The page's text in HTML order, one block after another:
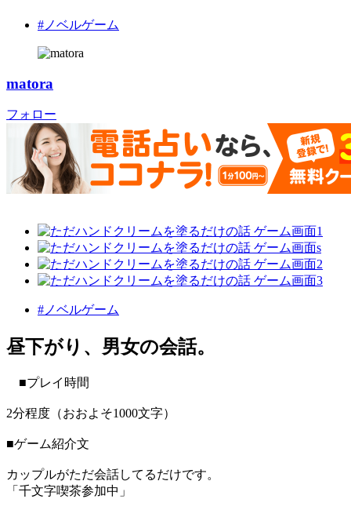
#ノベルゲーム
matora
フォロー
#ノベルゲーム
昼下がり、男女の会話。
■プレイ時間
2分程度（おおよそ1000文字）
■ゲーム紹介文
カップルがただ会話してるだけです。
「千文字喫茶参加中」